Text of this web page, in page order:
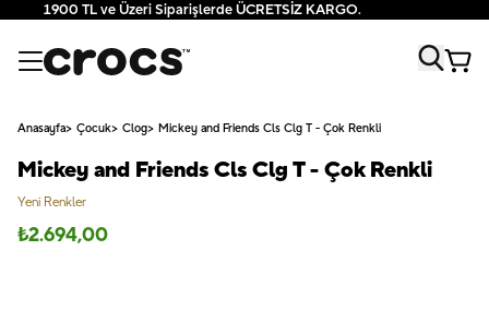
1900 TL ve Üzeri Siparişlerde ÜCRETSİZ KARGO.
Anasayfa Çocuk Clog Mickey and Friends Cls Clg T - Çok Renkli
Mickey and Friends Cls Clg T - Çok Renkli
Yeni Renkler
₺2.694,00